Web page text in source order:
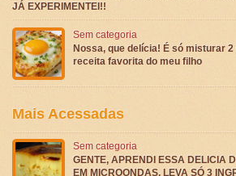
JÁ EXPERIMENTEI!!
Sem categoria
Nossa, que delícia! É só misturar
receita favorita do meu filho
Mais Acessadas
Sem categoria
GENTE, APRENDI ESSA DELICIA
EM MICROONDAS, LEVA SÓ 3